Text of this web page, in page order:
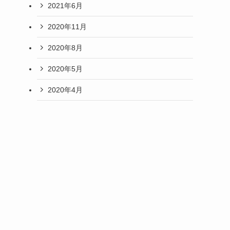
2021年6月
2020年11月
2020年8月
2020年5月
2020年4月